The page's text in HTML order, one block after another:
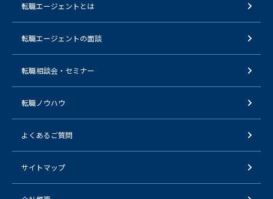
転職エージェントとは
転職エージェントの面談
転職相談会・セミナー
転職ノウハウ
よくあるご質問
サイトマップ